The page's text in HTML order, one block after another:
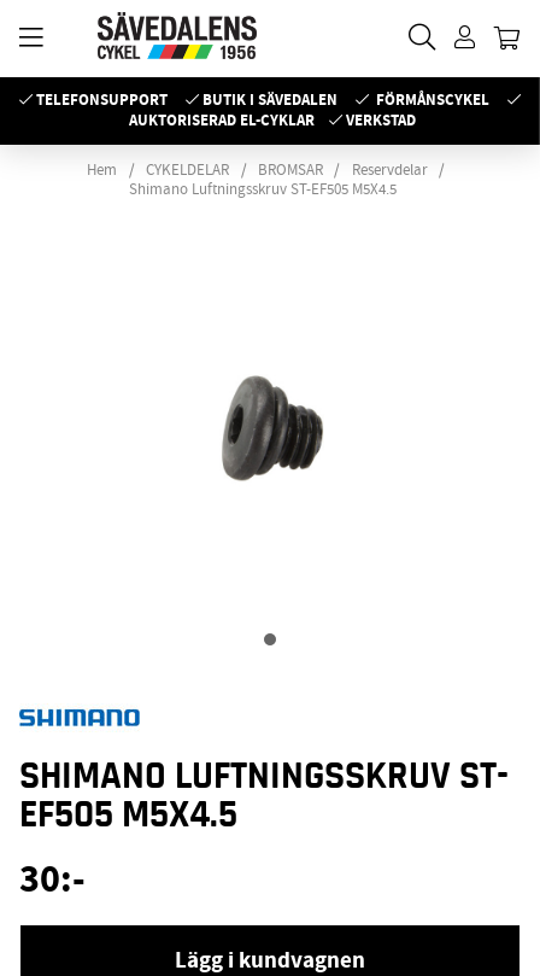
TELEFONSUPPORT BUTIK I SÄVEDALEN
FÖRMÅNSCYKEL
AUKTORISERAD EL-CYKLAR
VERKSTAD
Hem CYKELDELAR BROMSAR
Reservdelar
Shimano Luftningsskruv ST-EF505 M5X4.5
SHIMANO LUFTNINGSSKRUV ST-
EF505 M5X4.5
30:-
Lägg i kundvagnen